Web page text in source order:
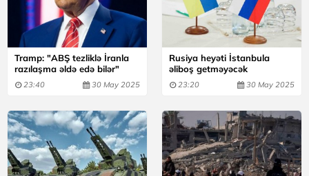
Tramp: "ABŞ tezliklə İranla
razılaşma əldə edə bilər"
23:40 30 May 2025
Rusiya heyəti İstanbula
əliboş getməyəcək
23:20 30 May 2025